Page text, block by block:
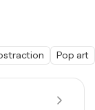
Pop art